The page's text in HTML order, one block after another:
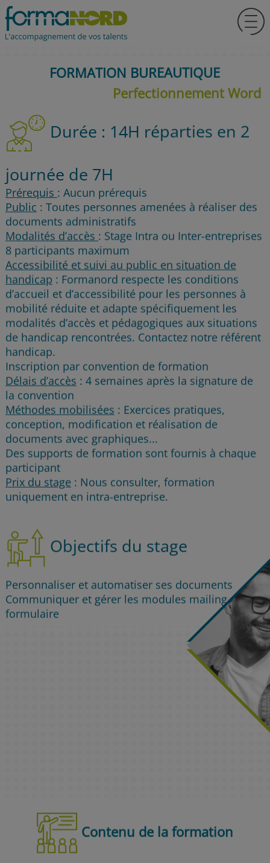
FORMATION BUREAUTIQUE
Perfectionnement Word
Durée : 14H réparties en 2
journée de 7H
Prérequis : Aucun prérequis
Public : Toutes personnes amenées à réaliser des
documents administratifs
Modalités d’accès : Stage Intra ou Inter-entreprises
8 participants maximum
Accessibilité et suivi au public en situation de
handicap : Formanord respecte les conditions
d’accueil et d’accessibilité pour les personnes à
mobilité réduite et adapte spécifiquement les
modalités d’accès et pédagogiques aux situations
de handicap rencontrées. Contactez notre référent
handicap.
Inscription par convention de formation
Délais d’accès : 4 semaines après la signature de
la convention
Méthodes mobilisées : Exercices pratiques,
conception, modification et réalisation de
documents avec graphiques...
Des supports de formation sont fournis à chaque
participant
Prix du stage : Nous consulter, formation
uniquement en intra-entreprise.
Objectifs du stage
Personnaliser et automatiser ses documents
Communiquer et gérer les modules mailing et
formulaire
Contenu de la formation